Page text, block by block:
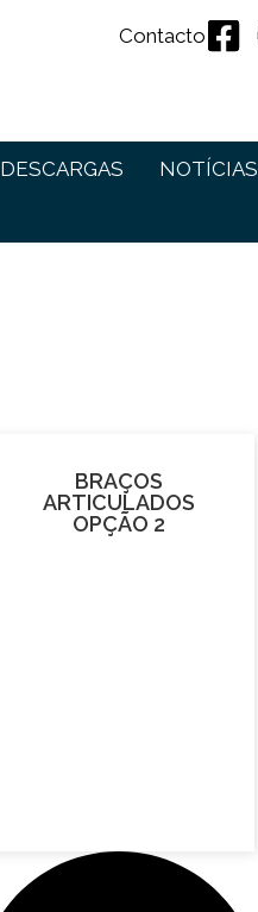
Contacto
DESCARGAS NOTÍCIAS
BRAÇOS
ARTICULADOS
OPÇÃO 2